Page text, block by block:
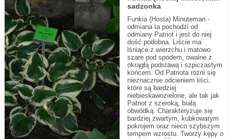
sadzonka
Funkia (Hosta) Minuteman -
odmiana ta pochodzi od
odmiany Patriot i jest do niej
dość podobna. Liście ma
lśniące z wierzchu i matowo
szare pod spodem, owalne z
okrągłą podstawą i szpiczastym
końcem. Od Patriota różni się
nieznacznie odcieniem liści,
które są bardziej
niebieskawozielone, ale tak jak
Patriot z szeroką, białą
obwódką. Charakteryzuje się
bardziej zwartym, kubkowatym
pokrojem oraz nieco szybszym
tempem wzrostu. Tworzy kępy o